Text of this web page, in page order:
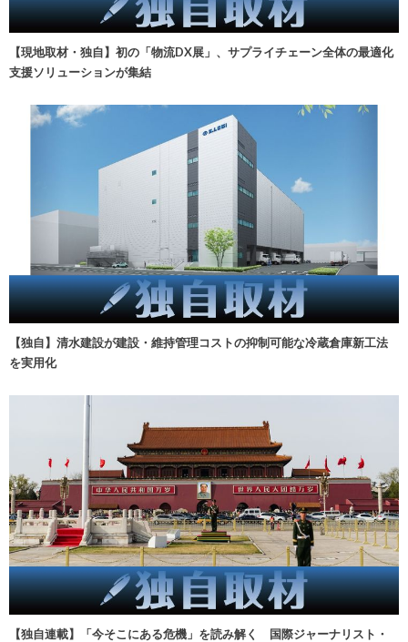
【現地取材・独自】初の「物流DX展」、サプライチェーン全体の最適化
支援ソリューションが集結
【独自】清水建設が建設・維持管理コストの抑制可能な冷蔵倉庫新工法
を実用化
【独自連載】「今そこにある危機」を読み解く 国際ジャーナリスト・